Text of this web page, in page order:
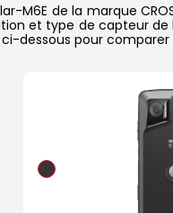
de la marque
et type de capteur
dessous pour